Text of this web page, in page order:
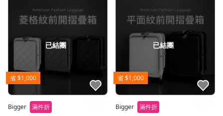
省 $1,000
已結團
Bigger 滿件折
省 $1,000
已結團
Bigger 滿件折